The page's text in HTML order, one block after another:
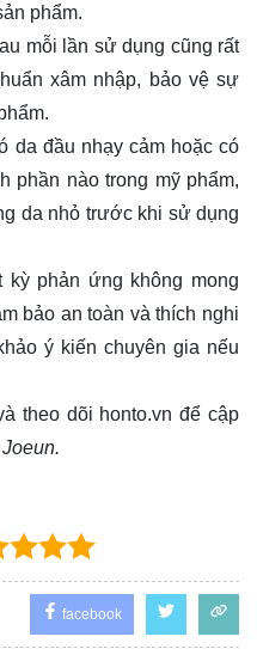
phẩm.
mỗi lần sử dụng cũng rất
xâm nhập, bảo vệ sự
da đầu nhạy cảm hoặc có
phần nào trong mỹ phẩm,
da nhỏ trước khi sử dụng
phản ứng không mong
bảo an toàn và thích nghi
ý kiến chuyên gia nếu
theo dõi honto.vn để cập
facebook